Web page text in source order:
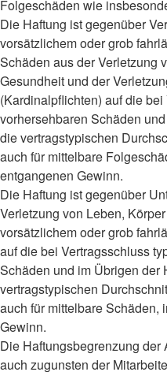
Folgeschäden wie
Die Haftung ist gegenüber
vorsätzlichem oder grob
Schäden aus der Verletzung
Gesundheit und der
(Kardinalpflichten) auf die
vorhersehbaren Schäden
die vertragstypischen
auch für mittelbare
entgangenen Gewinn.
Die Haftung ist gegenüber
Verletzung von Leben,
vorsätzlichem oder grob
auf die bei Vertragsschluss
Schäden und im Übrigen der
vertragstypischen
auch für mittelbare Schäden,
Gewinn.
Die Haftungsbegrenzung
auch zugunsten der